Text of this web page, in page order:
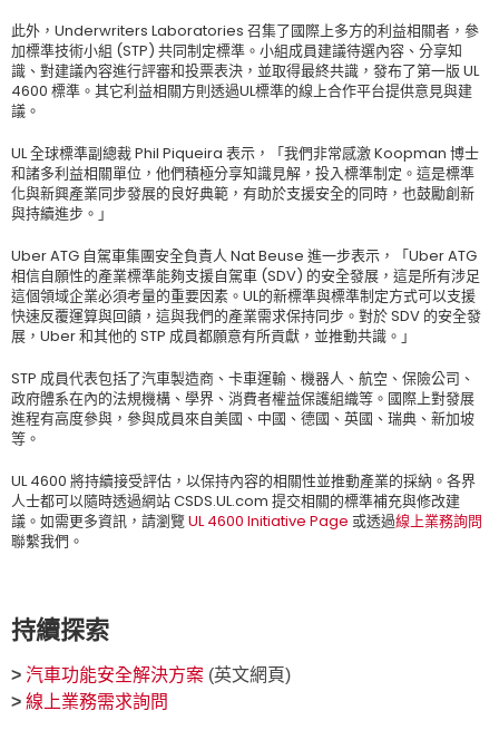
此外，Underwriters Laboratories 召集了國際上多方的利益相關者，參
加標準技術小組 (STP) 共同制定標準。小組成員建議待選內容、分享知
識、對建議內容進行評審和投票表決，並取得最終共識，發布了第一版 UL
4600 標準。其它利益相關方則透過UL標準的線上合作平台提供意見與建
議。
UL 全球標準副總裁 Phil Piqueira 表示，「我們非常感激 Koopman 博士
和諸多利益相關單位，他們積極分享知識見解，投入標準制定。這是標準
化與新興產業同步發展的良好典範，有助於支援安全的同時，也鼓勵創新
與持續進步。」
Uber ATG 自駕車集團安全負責人 Nat Beuse 進一步表示，「Uber ATG
相信自願性的產業標準能夠支援自駕車 (SDV) 的安全發展，這是所有涉足
這個領域企業必須考量的重要因素。UL的新標準與標準制定方式可以支援
快速反覆運算與回饋，這與我們的產業需求保持同步。對於 SDV 的安全發
展，Uber 和其他的 STP 成員都願意有所貢獻，並推動共識。」
STP 成員代表包括了汽車製造商、卡車運輸、機器人、航空、保險公司、
政府體系在內的法規機構、學界、消費者權益保護組織等。國際上對發展
進程有高度參與，參與成員來自美國、中國、德國、英國、瑞典、新加坡
等。
UL 4600 將持續接受評估，以保持內容的相關性並推動產業的採納。各界
人士都可以隨時透過網站 CSDS.UL.com 提交相關的標準補充與修改建
議。如需更多資訊，請瀏覽UL 4600 Initiative Page 或透過線上業務詢問
聯繫我們。
持續探索
> 汽車功能安全解決方案 (英文網頁)
> 線上業務需求詢問